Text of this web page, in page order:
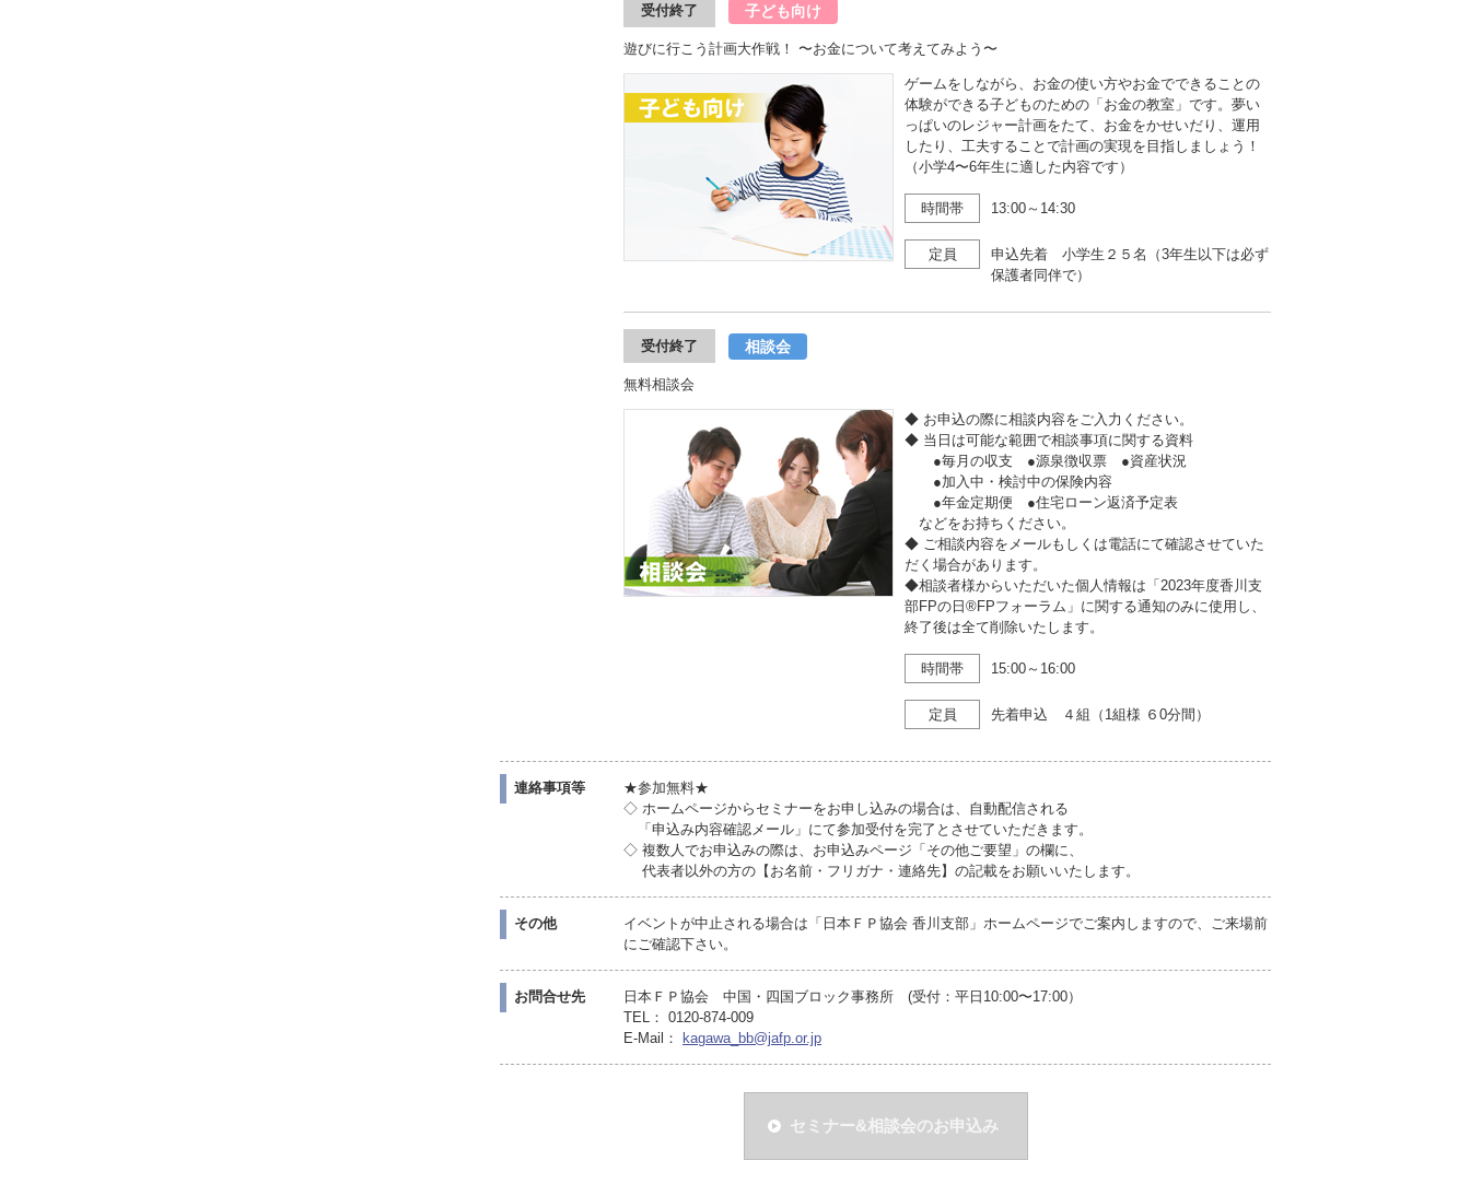
受付終了 子ども向け
遊びに行こう計画大作戦！ 〜お金について考えてみよう〜
ゲームをしながら、お金の使い方やお金でできることの
体験ができる子どものための「お金の教室」です。夢い
っぱいのレジャー計画をたて、お金をかせいだり、運用
したり、工夫することで計画の実現を目指しましょう！
（小学4〜6年生に適した内容です）
時間帯 13:00～14:30
定員
申込先着 小学生２５名（3年生以下は必ず
保護者同伴で）
受付終了 相談会
無料相談会
◆ お申込の際に相談内容をご入力ください。
◆ 当日は可能な範囲で相談事項に関する資料
●毎月の収支 ●源泉徴収票 ●資産状況
●加入中・検討中の保険内容
●年金定期便 ●住宅ローン返済予定表
などをお持ちください。
◆ ご相談内容をメールもしくは電話にて確認させていた
だく場合があります。
◆相談者様からいただいた個人情報は「2023年度香川支
部FPの日®FPフォーラム」に関する通知のみに使用し、
終了後は全て削除いたします。
時間帯 15:00～16:00
定員 先着申込 ４組（1組様 ６0分間）
連絡事項等
★参加無料★
◇ ホームページからセミナーをお申し込みの場合は、自動配信される
「申込み内容確認メール」にて参加受付を完了とさせていただきます。
◇ 複数人でお申込みの際は、お申込みページ「その他ご要望」の欄に、
代表者以外の方の【お名前・フリガナ・連絡先】の記載をお願いいたします。
その他
イベントが中止される場合は「日本ＦＰ協会 香川支部」ホームページでご案内しますので、ご来場前
にご確認下さい。
お問合せ先
日本ＦＰ協会 中国・四国ブロック事務所 (受付：平日10:00〜17:00）
TEL： 0120-874-009
E-Mail：
kagawa_bb@jafp.or.jp
セミナー&相談会のお申込み